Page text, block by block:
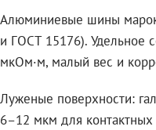
Алюминиевые шины
и ГОСТ 15176). Удельное
мкОм·м, малый вес и
Луженые поверхности:
6–12 мкм для